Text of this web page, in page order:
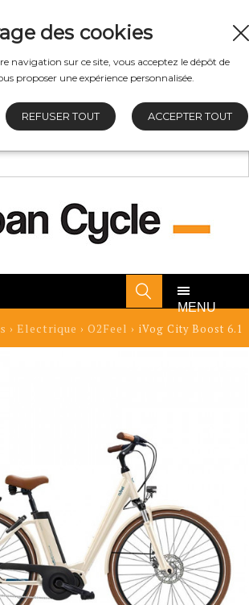
MENU
› Electrique › O2Feel › iVog City Boost 6.1
des cookies
navigation sur ce site, vous acceptez le dépôt de
proposer une expérience personnalisée.
REFUSER TOUT ACCEPTER TOUT